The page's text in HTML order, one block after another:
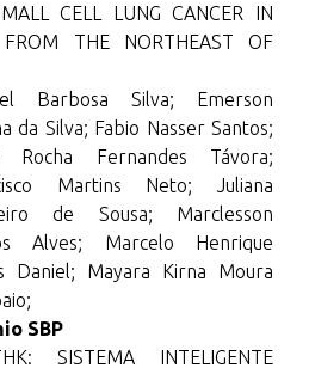
CELL LUNG CANCER IN
FROM THE NORTHEAST OF
Barbosa Silva; Emerson
da Silva; Fabio Nasser Santos;
Rocha Fernandes Távora;
Martins Neto; Juliana
de Sousa; Marclesson
Alves; Marcelo Henrique
Daniel; Mayara Kirna Moura
SBP
SISTEMA INTELIGENTE